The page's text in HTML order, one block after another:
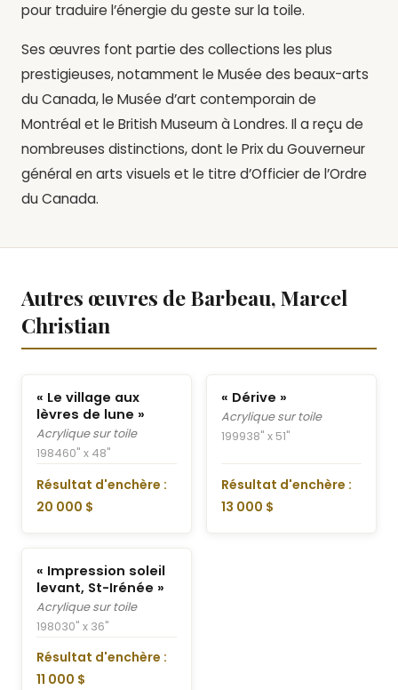
pour traduire l’énergie du geste sur la toile.
Ses œuvres font partie des collections les plus
prestigieuses, notamment le Musée des beaux-arts
du Canada, le Musée d’art contemporain de
Montréal et le British Museum à Londres. Il a reçu de
nombreuses distinctions, dont le Prix du Gouverneur
général en arts visuels et le titre d’Officier de l’Ordre
du Canada.
Autres œuvres de Barbeau, Marcel
Christian
« Le village aux
lèvres de lune »
Acrylique sur toile
198460" x 48"
Résultat d'enchère :
20 000 $
« Dérive »
Acrylique sur toile
199938" x 51"
Résultat d'enchère :
13 000 $
« Impression soleil
levant, St-Irénée »
Acrylique sur toile
198030" x 36"
Résultat d'enchère :
11 000 $